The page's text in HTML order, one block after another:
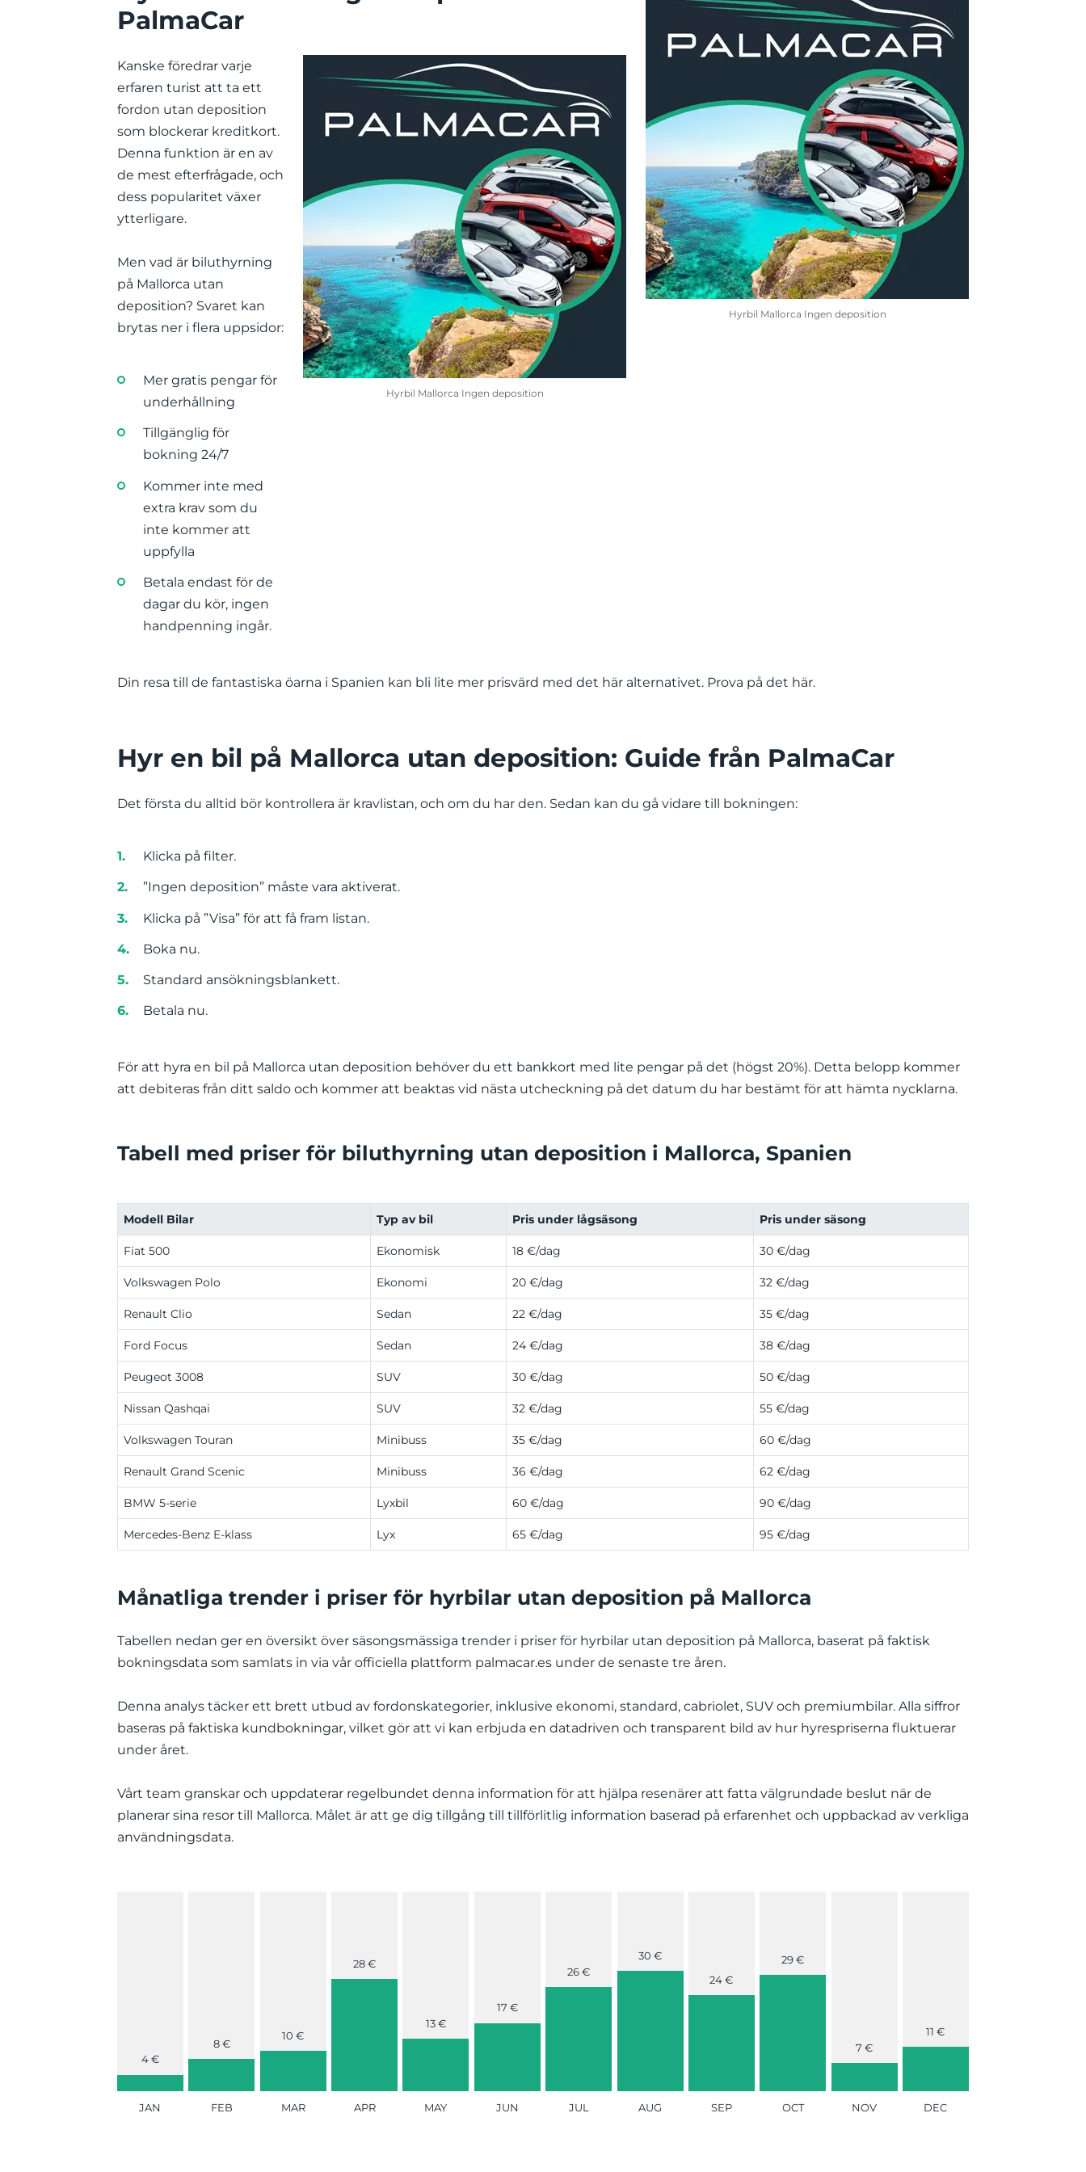
Hyrbil Mallorca Ingen deposition
PalmaCar
Hyrbil Mallorca Ingen deposition
Kanske föredrar varje
erfaren turist att ta ett
fordon utan deposition
som blockerar kreditkort.
Denna funktion är en av
de mest efterfrågade, och
dess popularitet växer
ytterligare.
Men vad är biluthyrning
på Mallorca utan
deposition? Svaret kan
brytas ner i flera uppsidor:
Mer gratis pengar för
underhållning
Tillgänglig för
bokning 24/7
Kommer inte med
extra krav som du
inte kommer att
uppfylla
Betala endast för de
dagar du kör, ingen
handpenning ingår.
Din resa till de fantastiska öarna i Spanien kan bli lite mer prisvärd med det här alternativet. Prova på det här.
Hyr en bil på Mallorca utan deposition: Guide från PalmaCar
Det första du alltid bör kontrollera är kravlistan, och om du har den. Sedan kan du gå vidare till bokningen:
Klicka på filter.
”Ingen deposition” måste vara aktiverat.
Klicka på ”Visa” för att få fram listan.
Boka nu.
Standard ansökningsblankett.
Betala nu.
För att hyra en bil på Mallorca utan deposition behöver du ett bankkort med lite pengar på det (högst 20%). Detta belopp kommer
att debiteras från ditt saldo och kommer att beaktas vid nästa utcheckning på det datum du har bestämt för att hämta nycklarna.
Tabell med priser för biluthyrning utan deposition i Mallorca, Spanien
Modell Bilar Typ av bil Pris under lågsäsong Pris under säsong
Fiat 500 Ekonomisk 18 €/dag 30 €/dag
Volkswagen Polo Ekonomi 20 €/dag 32 €/dag
Renault Clio Sedan 22 €/dag 35 €/dag
Ford Focus Sedan 24 €/dag 38 €/dag
Peugeot 3008 SUV 30 €/dag 50 €/dag
Nissan Qashqai SUV 32 €/dag 55 €/dag
Volkswagen Touran Minibuss 35 €/dag 60 €/dag
Renault Grand Scenic Minibuss 36 €/dag 62 €/dag
BMW 5-serie Lyxbil 60 €/dag 90 €/dag
Mercedes-Benz E-klass Lyx 65 €/dag 95 €/dag
Månatliga trender i priser för hyrbilar utan deposition på Mallorca
Tabellen nedan ger en översikt över säsongsmässiga trender i priser för hyrbilar utan deposition på Mallorca, baserat på faktisk
bokningsdata som samlats in via vår officiella plattform palmacar.es under de senaste tre åren.
Denna analys täcker ett brett utbud av fordonskategorier, inklusive ekonomi, standard, cabriolet, SUV och premiumbilar. Alla siffror
baseras på faktiska kundbokningar, vilket gör att vi kan erbjuda en datadriven och transparent bild av hur hyrespriserna fluktuerar
under året.
Vårt team granskar och uppdaterar regelbundet denna information för att hjälpa resenärer att fatta välgrundade beslut när de
planerar sina resor till Mallorca. Målet är att ge dig tillgång till tillförlitlig information baserad på erfarenhet och uppbackad av verkliga
användningsdata.
4 €
JAN
8 €
FEB
10 €
MAR
28 €
APR
13 €
MAY
17 €
JUN
26 €
JUL
30 €
AUG
24 €
SEP
29 €
OCT
7 €
NOV
11 €
DEC